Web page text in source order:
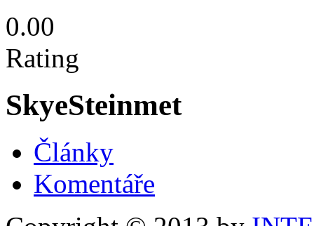
0.00
Rating
SkyeSteinmet
Články
Komentáře